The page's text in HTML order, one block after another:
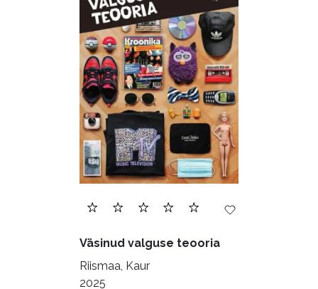
Biograafiad (228)
Eesti kirjandus (1775)
Ettevõtlus (30)
Filoloogia (121)
Filosoofia (145)
Geograafia (65)
Haridus (20)
Ilukirjandus (4257)
Krimi ja põnevik (1286)
Kultuur ja teadus (45)
Väsinud valguse teooria
Riismaa, Kaur
2025